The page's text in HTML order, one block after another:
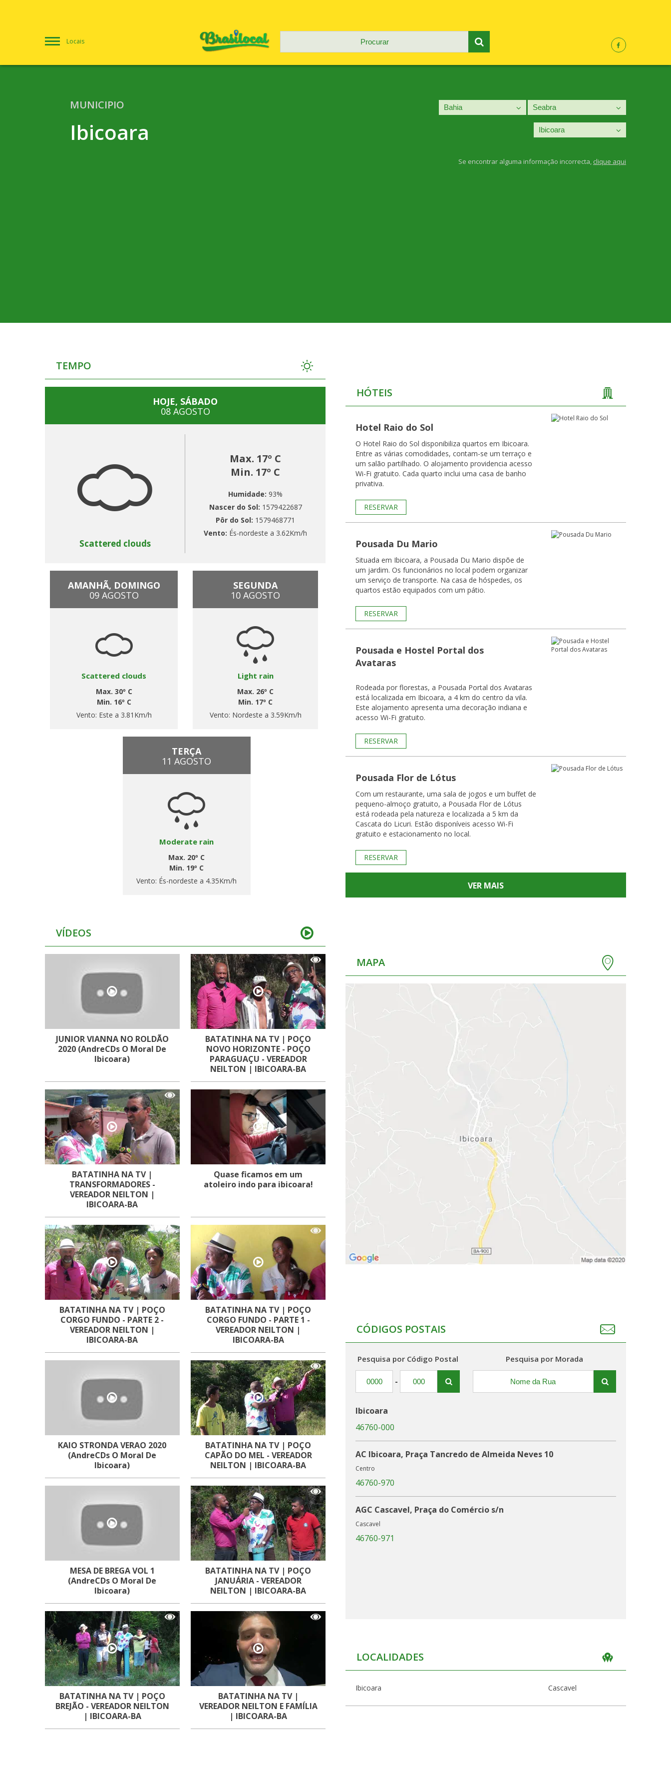
Locais
MUNICIPIO
Ibicoara
Se encontrar alguma informação incorrecta, clique aqui
TEMPO
HOJE, SÁBADO
08 AGOSTO
Scattered clouds
Max. 17º C
Min. 17º C
Humidade: 93%
Nascer do Sol: 1579422687
Pôr do Sol: 1579468771
Vento: És-nordeste a 3.62Km/h
AMANHÃ, DOMINGO
09 AGOSTO
Scattered clouds
Max. 30º C
Min. 16º C
Vento: Este a 3.81Km/h
SEGUNDA
10 AGOSTO
Light rain
Max. 26º C
Min. 17º C
Vento: Nordeste a 3.59Km/h
TERÇA
11 AGOSTO
Moderate rain
Max. 20º C
Min. 19º C
Vento: És-nordeste a 4.35Km/h
VÍDEOS
JUNIOR VIANNA NO ROLDÃO
2020 (AndreCDs O Moral De
Ibicoara)
BATATINHA NA TV | POÇO
NOVO HORIZONTE - POÇO
PARAGUAÇU - VEREADOR
NEILTON | IBICOARA-BA
BATATINHA NA TV |
TRANSFORMADORES -
VEREADOR NEILTON |
IBICOARA-BA
Quase ficamos em um
atoleiro indo para ibicoara!
BATATINHA NA TV | POÇO
CORGO FUNDO - PARTE 2 -
VEREADOR NEILTON |
IBICOARA-BA
BATATINHA NA TV | POÇO
CORGO FUNDO - PARTE 1 -
VEREADOR NEILTON |
IBICOARA-BA
KAIO STRONDA VERAO 2020
(AndreCDs O Moral De
Ibicoara)
BATATINHA NA TV | POÇO
CAPÃO DO MEL - VEREADOR
NEILTON | IBICOARA-BA
MESA DE BREGA VOL 1
(AndreCDs O Moral De
Ibicoara)
BATATINHA NA TV | POÇO
JANUÁRIA - VEREADOR
NEILTON | IBICOARA-BA
BATATINHA NA TV | POÇO
BREJÃO - VEREADOR NEILTON
| IBICOARA-BA
BATATINHA NA TV |
VEREADOR NEILTON E FAMÍLIA
| IBICOARA-BA
HÓTEIS
Hotel Raio do Sol
O Hotel Raio do Sol disponibiliza quartos em Ibicoara.
Entre as várias comodidades, contam-se um terraço e
um salão partilhado. O alojamento providencia acesso
Wi-Fi gratuito. Cada quarto inclui uma casa de banho
privativa.
RESERVAR
Pousada Du Mario
Situada em Ibicoara, a Pousada Du Mario dispõe de
um jardim. Os funcionários no local podem organizar
um serviço de transporte. Na casa de hóspedes, os
quartos estão equipados com um pátio.
RESERVAR
Pousada e Hostel Portal dos
Avataras
Rodeada por florestas, a Pousada Portal dos Avataras
está localizada em Ibicoara, a 4 km do centro da vila.
Este alojamento apresenta uma decoração indiana e
acesso Wi-Fi gratuito.
RESERVAR
Pousada Flor de Lótus
Com um restaurante, uma sala de jogos e um buffet de
pequeno-almoço gratuito, a Pousada Flor de Lótus
está rodeada pela natureza e localizada a 5 km da
Cascata do Licuri. Estão disponíveis acesso Wi-Fi
gratuito e estacionamento no local.
RESERVAR
VER MAIS
MAPA
CÓDIGOS POSTAIS
Pesquisa por Código Postal
-
Pesquisa por Morada
Ibicoara
46760-000
AC Ibicoara, Praça Tancredo de Almeida Neves 10
Centro
46760-970
AGC Cascavel, Praça do Comércio s/n
Cascavel
46760-971
LOCALIDADES
Ibicoara Cascavel